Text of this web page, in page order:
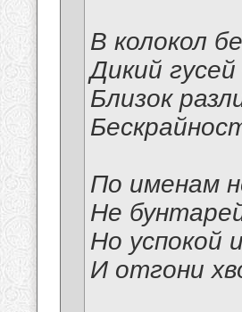
В колокол
Дикий
Близок
По именам
Не
Но успокой
И отгони